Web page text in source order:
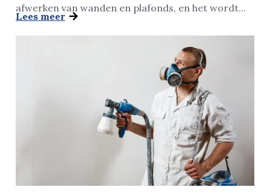
afwerken van wanden en plafonds, en het wordt...
Lees meer